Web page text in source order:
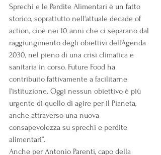
Sprechi e le Perdite Alimentari è un fatto
storico, soprattutto nell'attuale decade of
action, cioè nei 10 anni che ci separano dal
raggiungimento degli obiettivi dell'Agenda
2030, nel pieno di una crisi climatica e
sanitaria in corso. Future Food ha
contribuito fattivamente a facilitarne
l'istituzione. Oggi nessun obiettivo è più
urgente di quello di agire per il Pianeta,
anche attraverso una nuova
consapevolezza su sprechi e perdite
alimentari”.
Anche per Antonio Parenti, capo della